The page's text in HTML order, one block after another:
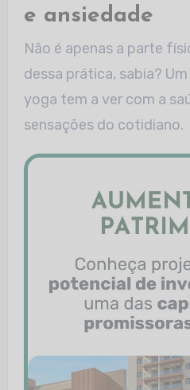
e ansiedade
Não é apenas a parte
dessa prática, sabia?
yoga tem a ver com a
sensações do cotidiano.